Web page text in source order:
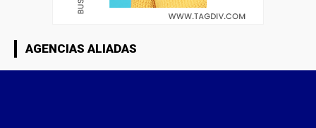
AGENCIAS ALIADAS